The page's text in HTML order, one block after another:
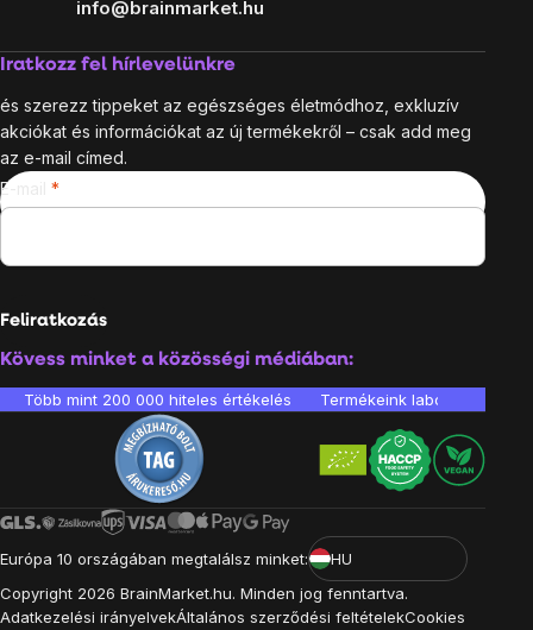
info@brainmarket.hu
Iratkozz fel hírlevelünkre
és szerezz tippeket az egészséges életmódhoz, exkluzív
akciókat és információkat az új termékekről – csak add meg
az e-mail címed.
E-mail
Feliratkozás
Kövess minket a közösségi médiában:
Több mint 200 000 hiteles értékelés Termékeink
Európa 10 országában megtalálsz minket:
HU
Copyright 2026 BrainMarket.hu. Minden jog fenntartva.
Adatkezelési irányelvekÁltalános szerződési feltételekCookies